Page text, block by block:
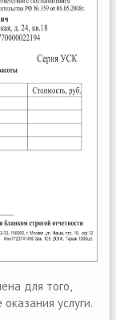
для того,
услуги.